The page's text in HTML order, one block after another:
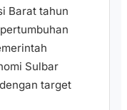
Barat tahun
Sulbar
target